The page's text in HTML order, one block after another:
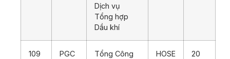
Dịch vụ
Tổng hợp
Dầu khí
109 PGC
Tổng Công
HOSE 20